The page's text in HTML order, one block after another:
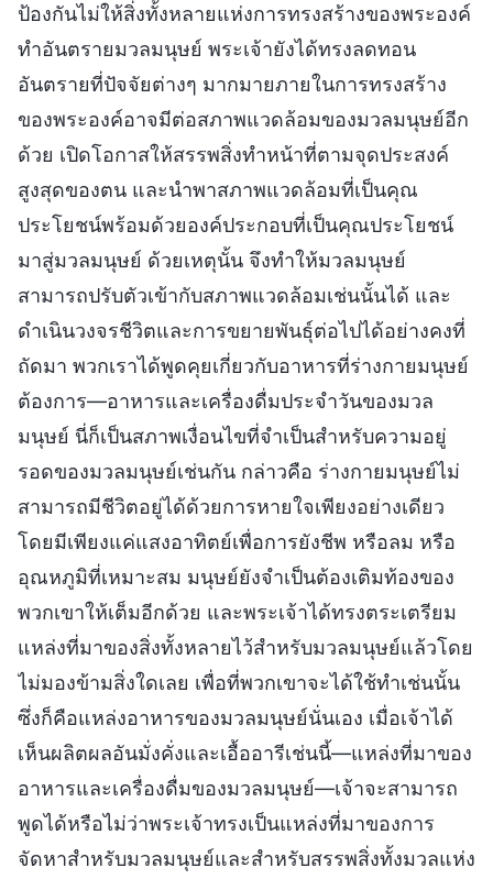
ป้องกันไม่ให้สิ่งทั้งหลายแห่งการทรงสร้างของพระองค์
ทำอันตรายมวลมนุษย์ พระเจ้ายังได้ทรงลดทอน
อันตรายที่ปัจจัยต่างๆ มากมายภายในการทรงสร้าง
ของพระองค์อาจมีต่อสภาพแวดล้อมของมวลมนุษย์อีก
ด้วย เปิดโอกาสให้สรรพสิ่งทำหน้าที่ตามจุดประสงค์
สูงสุดของตน และนำพาสภาพแวดล้อมที่เป็นคุณ
ประโยชน์พร้อมด้วยองค์ประกอบที่เป็นคุณประโยชน์
มาสู่มวลมนุษย์ ด้วยเหตุนั้น จึงทำให้มวลมนุษย์
สามารถปรับตัวเข้ากับสภาพแวดล้อมเช่นนั้นได้ และ
ดำเนินวงจรชีวิตและการขยายพันธุ์ต่อไปได้อย่างคงที่
ถัดมา พวกเราได้พูดคุยเกี่ยวกับอาหารที่ร่างกายมนุษย์
ต้องการ—อาหารและเครื่องดื่มประจำวันของมวล
มนุษย์ นี่ก็เป็นสภาพเงื่อนไขที่จำเป็นสำหรับความอยู่
รอดของมวลมนุษย์เช่นกัน กล่าวคือ ร่างกายมนุษย์ไม่
สามารถมีชีวิตอยู่ได้ด้วยการหายใจเพียงอย่างเดียว
โดยมีเพียงแค่แสงอาทิตย์เพื่อการยังชีพ หรือลม หรือ
อุณหภูมิที่เหมาะสม มนุษย์ยังจำเป็นต้องเติมท้องของ
พวกเขาให้เต็มอีกด้วย และพระเจ้าได้ทรงตระเตรียม
แหล่งที่มาของสิ่งทั้งหลายไว้สำหรับมวลมนุษย์แล้วโดย
ไม่มองข้ามสิ่งใดเลย เพื่อที่พวกเขาจะได้ใช้ทำเช่นนั้น
ซึ่งก็คือแหล่งอาหารของมวลมนุษย์นั่นเอง เมื่อเจ้าได้
เห็นผลิตผลอันมั่งคั่งและเอื้ออารีเช่นนี้—แหล่งที่มาของ
อาหารและเครื่องดื่มของมวลมนุษย์—เจ้าจะสามารถ
พูดได้หรือไม่ว่าพระเจ้าทรงเป็นแหล่งที่มาของการ
จัดหาสำหรับมวลมนุษย์และสำหรับสรรพสิ่งทั้งมวลแห่ง